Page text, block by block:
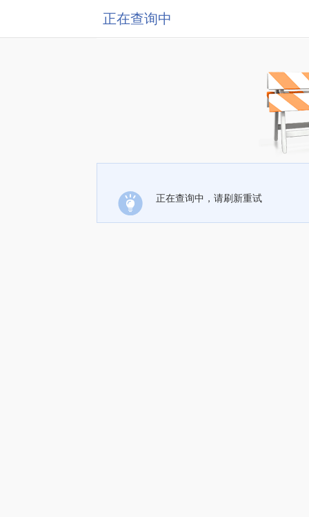
正在查询中
正在查询中，请刷新重试